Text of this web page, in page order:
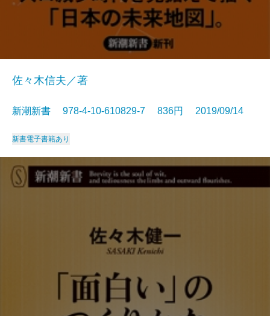
佐々木信夫／著
新潮新書 978-4-10-610829-7 836円 2019/09/14
新書電子書籍あり